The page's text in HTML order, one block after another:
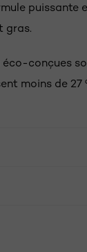
puissante
gras.
éco-conçues
moins de 27